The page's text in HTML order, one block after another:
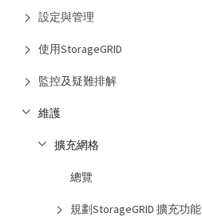
設定與管理
使用StorageGRID
監控及疑難排解
維護
擴充網格
總覽
規劃StorageGRID 擴充功能